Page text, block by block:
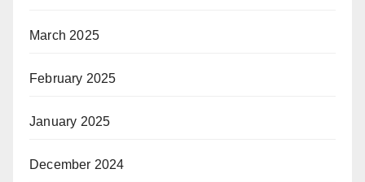
March 2025
February 2025
January 2025
December 2024